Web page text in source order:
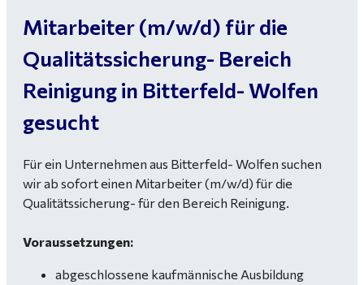
Mitarbeiter (m/w/d) für die
Qualitätssicherung- Bereich
Reinigung in Bitterfeld- Wolfen
gesucht
Für ein Unternehmen aus Bitterfeld- Wolfen suchen
wir ab sofort einen Mitarbeiter (m/w/d) für die
Qualitätssicherung- für den Bereich Reinigung.
Voraussetzungen:
abgeschlossene kaufmännische Ausbildung